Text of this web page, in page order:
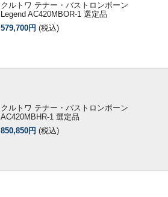
クルトワ テナー・バストロンボーン
Legend AC420MBOR-1 選定品
579,700円 (税込)
クルトワ テナー・バストロンボーン
AC420MBHR-1 選定品
850,850円 (税込)